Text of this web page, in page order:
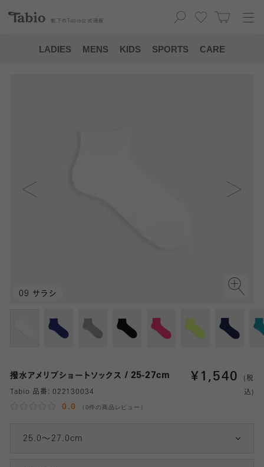
靴下の Tabio 公式通販
LADIES MENS KIDS SPORTS CARE
09 サラシ
撥水アメリブショートソックス / 25-27cm
Tabio 品番: 022130034
0.0 （0件の商品レビュー）
¥ 1,540
(税
込)
25.0～27.0cm